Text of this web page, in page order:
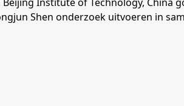
Shen onderzoek uitvoeren in